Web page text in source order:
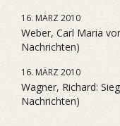
16. MÄRZ 2010
Weber, Carl Maria
Nachrichten)
16. MÄRZ 2010
Wagner, Richard:
Nachrichten)